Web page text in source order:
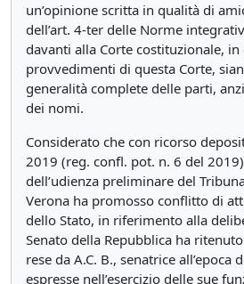
un’opinione scritta in qualità di
dell’art. 4-ter delle Norme
davanti alla Corte costituzionale, in
provvedimenti di questa Corte,
generalità complete delle parti,
dei nomi.
Considerato che con ricorso
2019 (reg. confl. pot. n. 6 del
dell’udienza preliminare del
Verona ha promosso conflitto di
dello Stato, in riferimento alla
Senato della Repubblica ha
rese da A.C. B., senatrice all’epoca
espresse nell’esercizio delle sue